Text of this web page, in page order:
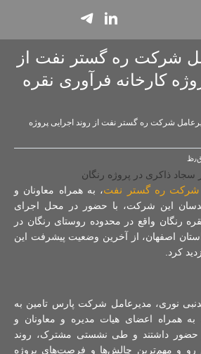
شرکت ره گستر نفت از
کارخانه فرآوری نقره
شرکت ره گستر نفت از روند اجرایی پروژه
شرکت ره گستر نفت، به همراه معاونان و
این شرکت، با حضور در محل اجرای
رنگان واقع در محدوده روستای رنگان در
اصفهان، از آخرین وضعیت پیشرفت این
کرد.
نوری، مدیرعامل شرکت پارس تامین به
به همراه اعضای هیات مدیره و معاونان و
حضور داشتند و طی نشستی مشترک، روند
رو و مهم‌ترین چالش‌ها و فرصت‌های پروژه